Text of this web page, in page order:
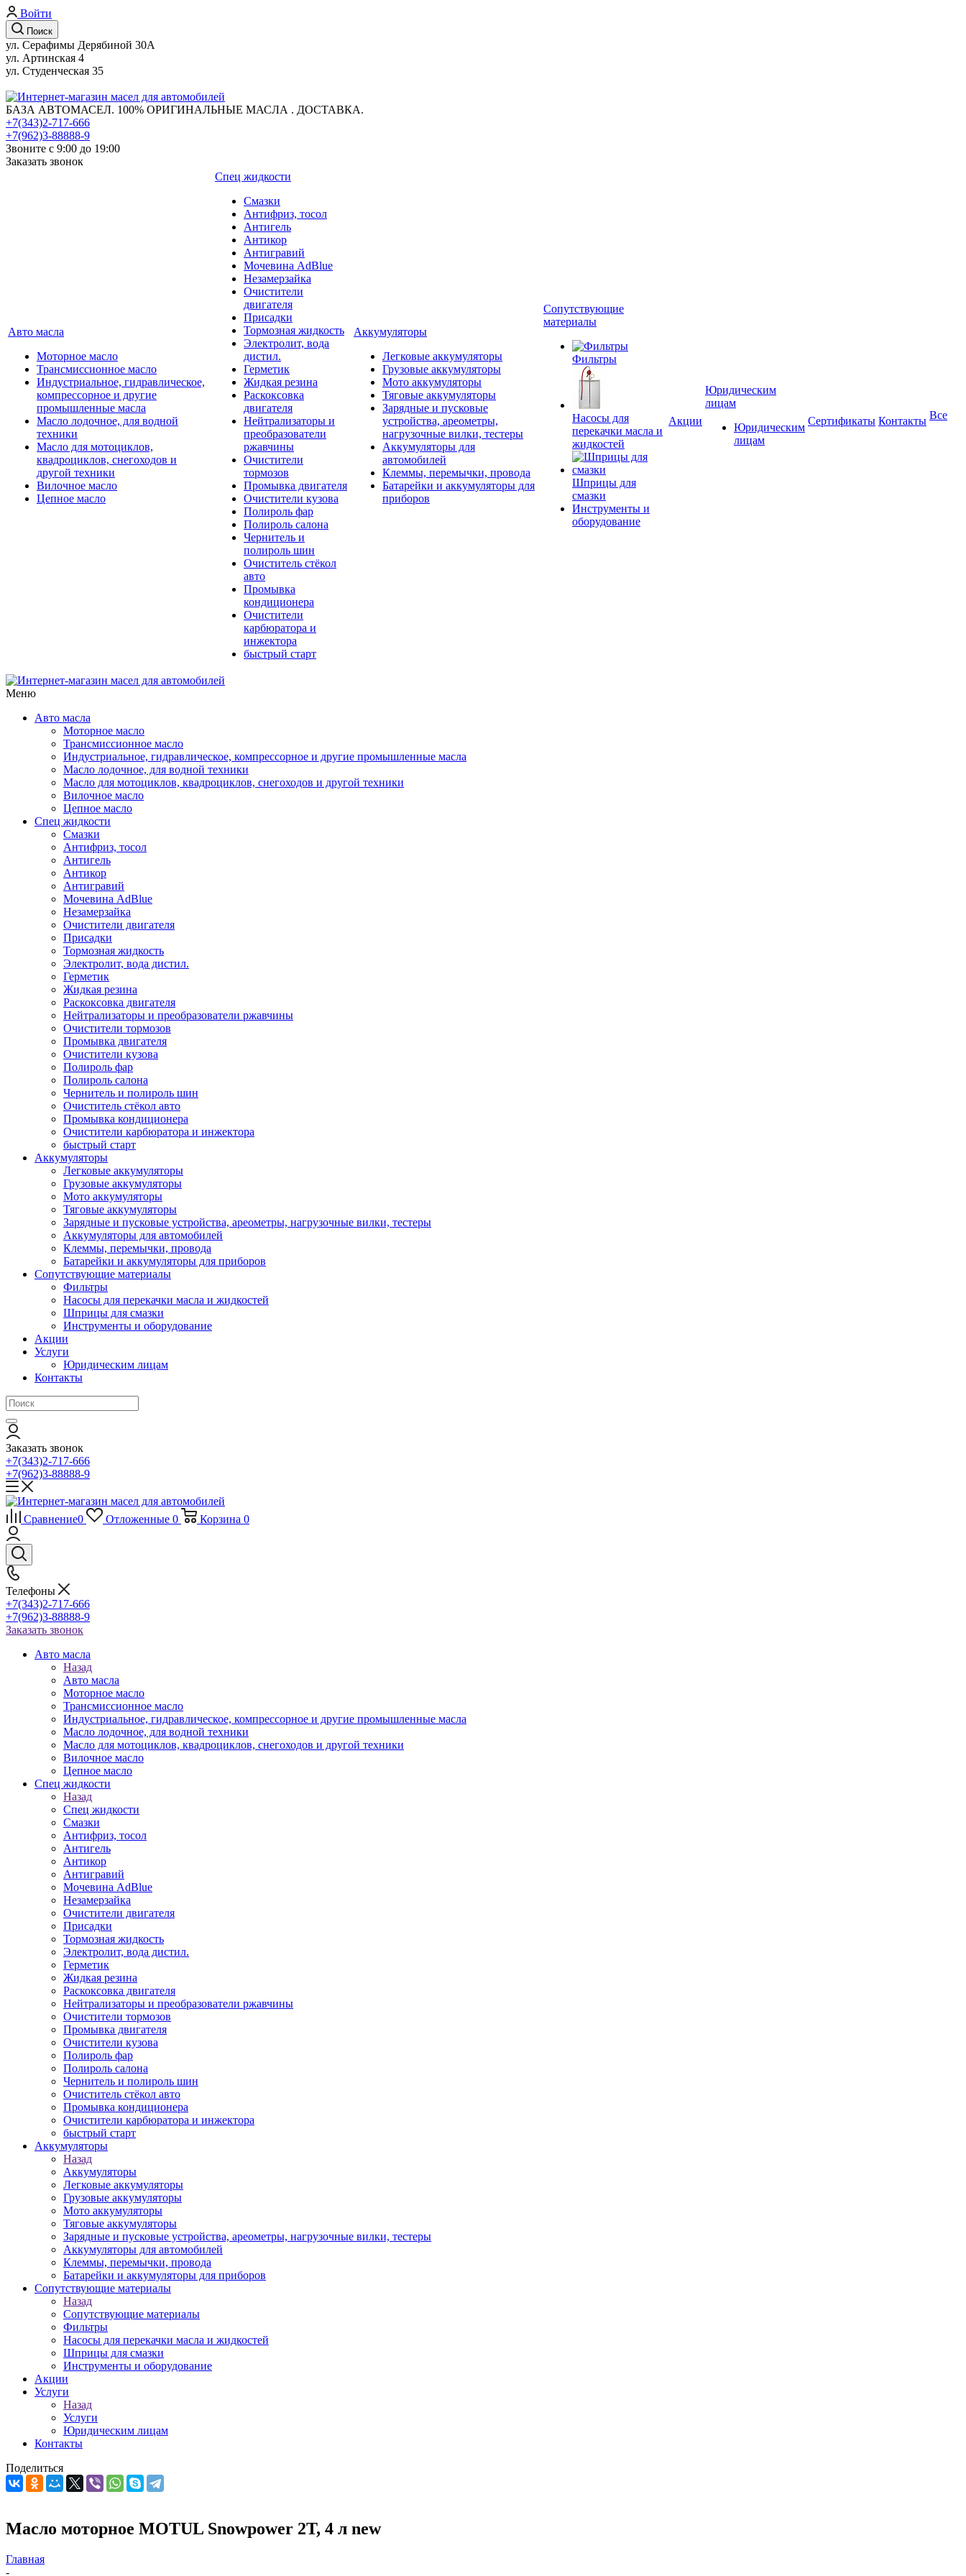
Войти
Поиск
ул. Серафимы Дерябиной 30А
ул. Артинская 4
ул. Студенческая 35
БАЗА АВТОМАСЕЛ. 100% ОРИГИНАЛЬНЫЕ МАСЛА . ДОСТАВКА.
+7(343)2-717-666
+7(962)3-88888-9
Звоните с 9:00 до 19:00
Заказать звонок
Авто масла
Моторное масло
Трансмиссионное масло
Индустриальное, гидравлическое,
компрессорное и другие
промышленные масла
Масло лодочное, для водной
техники
Масло для мотоциклов,
квадроциклов, снегоходов и
другой техники
Вилочное масло
Цепное масло
Спец жидкости
Смазки
Антифриз, тосол
Антигель
Антикор
Антигравий
Мочевина AdBlue
Незамерзайка
Очистители
двигателя
Присадки
Тормозная жидкость
Электролит, вода
дистил.
Герметик
Жидкая резина
Раскоксовка
двигателя
Нейтрализаторы и
преобразователи
ржавчины
Очистители
тормозов
Промывка двигателя
Очистители кузова
Полироль фар
Полироль салона
Чернитель и
полироль шин
Очиститель стёкол
авто
Промывка
кондиционера
Очистители
карбюратора и
инжектора
быстрый старт
Аккумуляторы
Легковые аккумуляторы
Грузовые аккумуляторы
Мото аккумуляторы
Тяговые аккумуляторы
Зарядные и пусковые
устройства, ареометры,
нагрузочные вилки, тестеры
Аккумуляторы для
автомобилей
Клеммы, перемычки, провода
Батарейки и аккумуляторы для
приборов
Сопутствующие
материалы
Фильтры
Насосы для
перекачки масла и
жидкостей
Шприцы для
смазки
Инструменты и
оборудование
Акции
Юридическим
лицам
Юридическим
лицам
Сертификаты Контакты Все
Меню
Авто масла
Моторное масло
Трансмиссионное масло
Индустриальное, гидравлическое, компрессорное и другие промышленные масла
Масло лодочное, для водной техники
Масло для мотоциклов, квадроциклов, снегоходов и другой техники
Вилочное масло
Цепное масло
Спец жидкости
Смазки
Антифриз, тосол
Антигель
Антикор
Антигравий
Мочевина AdBlue
Незамерзайка
Очистители двигателя
Присадки
Тормозная жидкость
Электролит, вода дистил.
Герметик
Жидкая резина
Раскоксовка двигателя
Нейтрализаторы и преобразователи ржавчины
Очистители тормозов
Промывка двигателя
Очистители кузова
Полироль фар
Полироль салона
Чернитель и полироль шин
Очиститель стёкол авто
Промывка кондиционера
Очистители карбюратора и инжектора
быстрый старт
Аккумуляторы
Легковые аккумуляторы
Грузовые аккумуляторы
Мото аккумуляторы
Тяговые аккумуляторы
Зарядные и пусковые устройства, ареометры, нагрузочные вилки, тестеры
Аккумуляторы для автомобилей
Клеммы, перемычки, провода
Батарейки и аккумуляторы для приборов
Сопутствующие материалы
Фильтры
Насосы для перекачки масла и жидкостей
Шприцы для смазки
Инструменты и оборудование
Акции
Услуги
Юридическим лицам
Контакты
Заказать звонок
+7(343)2-717-666
+7(962)3-88888-9
Сравнение0 Отложенные 0 Корзина 0
Телефоны
+7(343)2-717-666
+7(962)3-88888-9
Заказать звонок
Авто масла
Назад
Авто масла
Моторное масло
Трансмиссионное масло
Индустриальное, гидравлическое, компрессорное и другие промышленные масла
Масло лодочное, для водной техники
Масло для мотоциклов, квадроциклов, снегоходов и другой техники
Вилочное масло
Цепное масло
Спец жидкости
Назад
Спец жидкости
Смазки
Антифриз, тосол
Антигель
Антикор
Антигравий
Мочевина AdBlue
Незамерзайка
Очистители двигателя
Присадки
Тормозная жидкость
Электролит, вода дистил.
Герметик
Жидкая резина
Раскоксовка двигателя
Нейтрализаторы и преобразователи ржавчины
Очистители тормозов
Промывка двигателя
Очистители кузова
Полироль фар
Полироль салона
Чернитель и полироль шин
Очиститель стёкол авто
Промывка кондиционера
Очистители карбюратора и инжектора
быстрый старт
Аккумуляторы
Назад
Аккумуляторы
Легковые аккумуляторы
Грузовые аккумуляторы
Мото аккумуляторы
Тяговые аккумуляторы
Зарядные и пусковые устройства, ареометры, нагрузочные вилки, тестеры
Аккумуляторы для автомобилей
Клеммы, перемычки, провода
Батарейки и аккумуляторы для приборов
Сопутствующие материалы
Назад
Сопутствующие материалы
Фильтры
Насосы для перекачки масла и жидкостей
Шприцы для смазки
Инструменты и оборудование
Акции
Услуги
Назад
Услуги
Юридическим лицам
Контакты
Поделиться
Масло моторное MOTUL Snowpower 2T, 4 л new
Главная
-